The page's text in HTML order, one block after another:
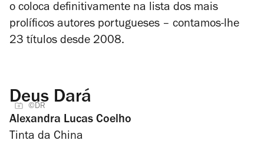
o coloca definitivamente na lista dos mais
prolíficos autores portugueses – contamos-lhe
23 títulos desde 2008.
Deus Dará
©DR
Alexandra Lucas Coelho
Tinta da China